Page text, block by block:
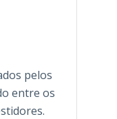
pelos
entre os